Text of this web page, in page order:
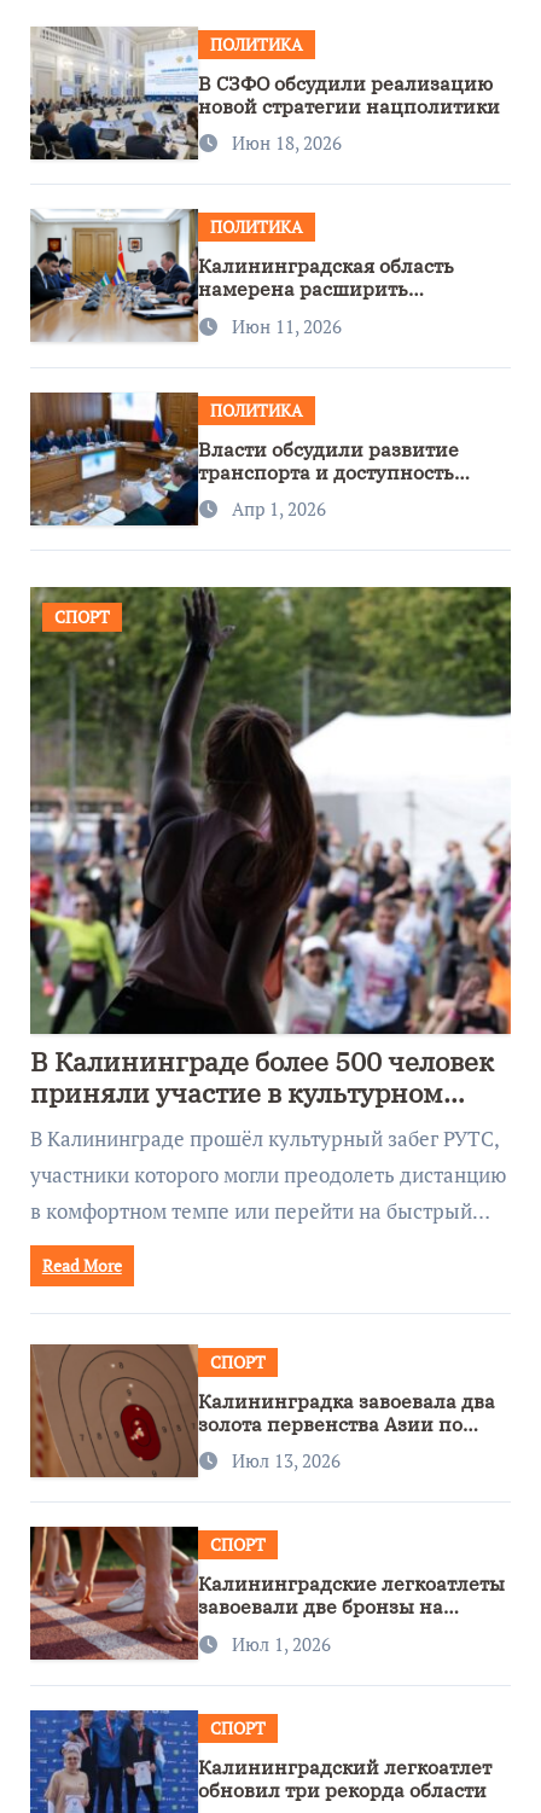
ПОЛИТИКА
В СЗФО обсудили реализацию
новой стратегии нацполитики
Июн 18, 2026
ПОЛИТИКА
Калининградская область
намерена расширить
сотрудничество с Узбекистаном
Июн 11, 2026
ПОЛИТИКА
Власти обсудили развитие
транспорта и доступность
региона
Апр 1, 2026
СПОРТ
В Калининграде более 500 человек
приняли участие в культурном
забеге
В Калининграде прошёл культурный забег РУТС,
участники которого могли преодолеть дистанцию
в комфортном темпе или перейти на быстрый…
Read More
СПОРТ
Калининградка завоевала два
золота первенства Азии по
метанию ножа
Июл 13, 2026
СПОРТ
Калининградские легкоатлеты
завоевали две бронзы на
первенстве России
Июл 1, 2026
СПОРТ
Калининградский легкоатлет
обновил три рекорда области